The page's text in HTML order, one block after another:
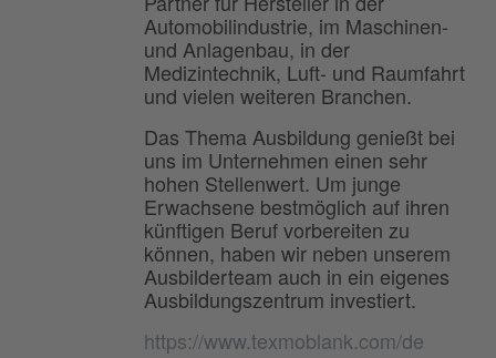
Automobilindustrie, im Maschinen-
und Anlagenbau, in der
Medizintechnik, Luft- und Raumfahrt
und vielen weiteren Branchen.
Das Thema Ausbildung genießt bei
uns im Unternehmen einen sehr
hohen Stellenwert. Um junge
Erwachsene bestmöglich auf ihren
künftigen Beruf vorbereiten zu
können, haben wir neben unserem
Ausbilderteam auch in ein eigenes
Ausbildungszentrum investiert.
https://www.texmoblank.com/de